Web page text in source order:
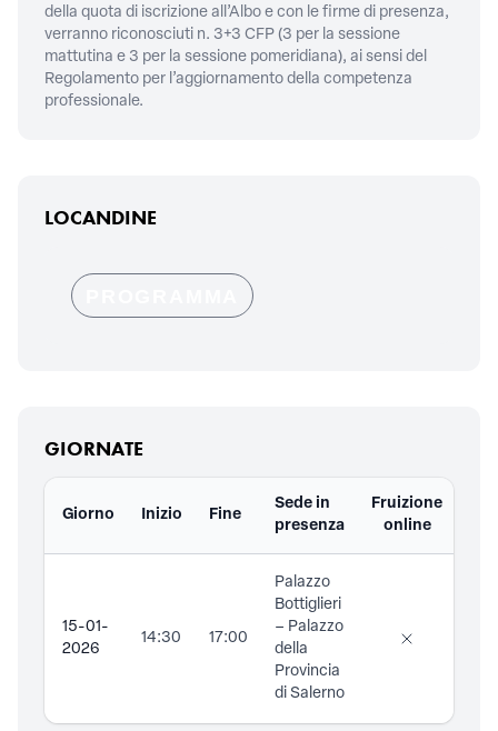
della quota di iscrizione all’Albo e con le firme di presenza,
verranno riconosciuti n. 3+3 CFP (3 per la sessione
mattutina e 3 per la sessione pomeridiana), ai sensi del
Regolamento per l’aggiornamento della competenza
professionale.
LOCANDINE
GIORNATE
Giorno Inizio Fine
Sede in
presenza
Fruizione
online
15-01-
2026
14:30 17:00
Palazzo
Bottiglieri
– Palazzo
della
Provincia
di Salerno